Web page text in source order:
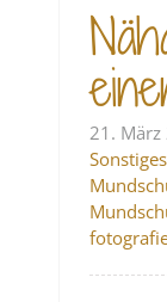
21. März
Sonstiges